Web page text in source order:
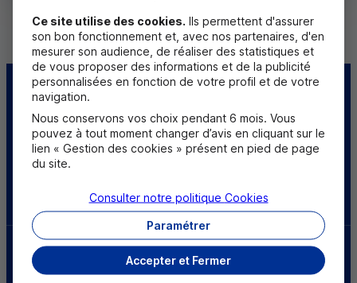
Centre d'aide Trouver une caisse
Sourds et
malentendants
d’avantages
Ce site utilise des cookies. Ils permettent d'assurer
son bon fonctionnement et, avec nos partenaires, d'en
mesurer son audience, de réaliser des statistiques et
de vous proposer des informations et de la publicité
personnalisées en fonction de votre profil et de votre
navigation.
Nous conservons vos choix pendant 6 mois. Vous
pouvez à tout moment changer d’avis en cliquant sur le
lien « Gestion des cookies » présent en pied de page
du site.
Accepter et Fermer
Paramétrer
Consulter notre politique Cookies